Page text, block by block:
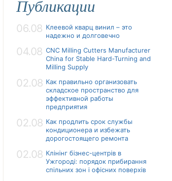
Публикации
06.08 Клеевой кварц винил – это
надежно и долговечно
04.08 CNC Milling Cutters Manufacturer
China for Stable Hard-Turning and
Milling Supply
02.08 Как правильно организовать
складское пространство для
эффективной работы
предприятия
02.08 Как продлить срок службы
кондиционера и избежать
дорогостоящего ремонта
02.08 Клінінг бізнес-центрів в
Ужгороді: порядок прибирання
спільних зон і офісних поверхів